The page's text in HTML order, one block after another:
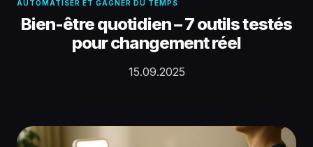
AUTOMATISER ET GAGNER DU TEMPS
Bien-être quotidien – 7 outils testés
pour changement réel
15.09.2025